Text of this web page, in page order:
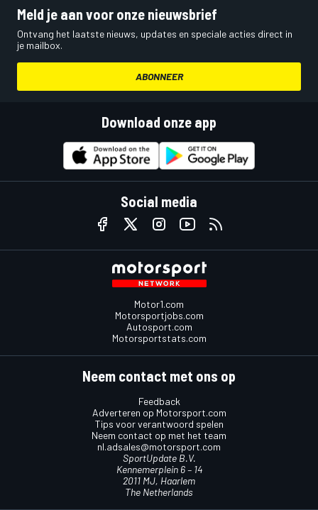
Meld je aan voor onze nieuwsbrief
Ontvang het laatste nieuws, updates en speciale acties direct in
je mailbox.
ABONNEER
Download onze app
Social media
Motor1.com
Motorsportjobs.com
Autosport.com
Motorsportstats.com
Neem contact met ons op
Feedback
Adverteren op Motorsport.com
Tips voor verantwoord spelen
Neem contact op met het team
nl.adsales@motorsport.com
SportUpdate B.V.
Kennemerplein 6 – 14
2011 MJ, Haarlem
The Netherlands